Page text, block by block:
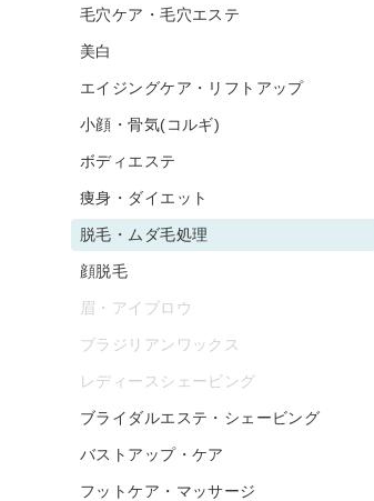
毛穴ケア・毛穴エステ
美白
エイジングケア・リフトアップ
小顔・骨気(コルギ)
ボディエステ
痩身・ダイエット
脱毛・ムダ毛処理
顔脱毛
眉・アイブロウ
ブラジリアンワックス
レディースシェービング
ブライダルエステ・シェービング
バストアップ・ケア
フットケア・マッサージ